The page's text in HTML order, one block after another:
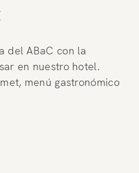
del ABaC con la
en nuestro hotel.
menú gastronómico